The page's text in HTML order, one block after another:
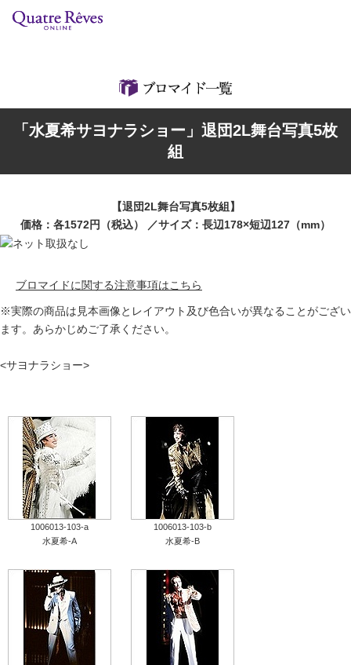
「水夏希サヨナラショー」退団2L舞台写真5枚
組
【退団2L舞台写真5枚組】
価格：各1572円（税込） ／サイズ：長辺178×短辺127（mm）
ブロマイドに関する注意事項はこちら
※実際の商品は見本画像とレイアウト及び色合いが異なることがござい
ます。あらかじめご了承ください。
<サヨナラショー>
1006013-103-a
水夏希-A
1006013-103-b
水夏希-B
組コレクション
ブック
カスタマイズCD
キャトルレーヴ オンライン
タカラヅカ・スカイ・ステージ
配信deタカラヅカ
宝塚クリエイティブアーツ オフィシャルサイト
宝塚クリエイティブアーツ 企業情報
宝塚クリエイティブアーツ 採用情報
宝塚歌劇公式ホームページ